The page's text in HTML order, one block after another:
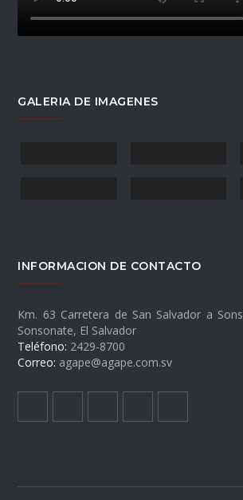
GALERIA DE IMAGENES
INFORMACION DE CONTACTO
Km. 63 Carretera de San Salvador a
Sonsonate, El Salvador
Teléfono: 2429-8700
Correo: agape@agape.com.sv